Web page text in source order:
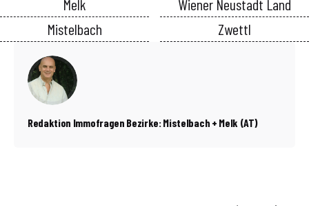
Melk
Mistelbach
Wiener Neustadt Land
Zwettl
Redaktion Immofragen Bezirke: Mistelbach + Melk (AT)